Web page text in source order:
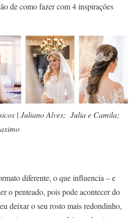
de como fazer com 4 inspirações
| Juliano Alves; Julia e Camila;
diferente, o que influencia – e
o penteado, pois pode acontecer do
deixar o seu rosto mais redondinho,